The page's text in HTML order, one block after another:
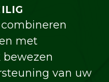
met
van uw